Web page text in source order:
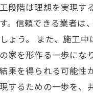
段階は理想を実現す
。信頼できる業者
ょう。 また、施工
家を形作る一歩に
果を得られる可能
するための一歩を、